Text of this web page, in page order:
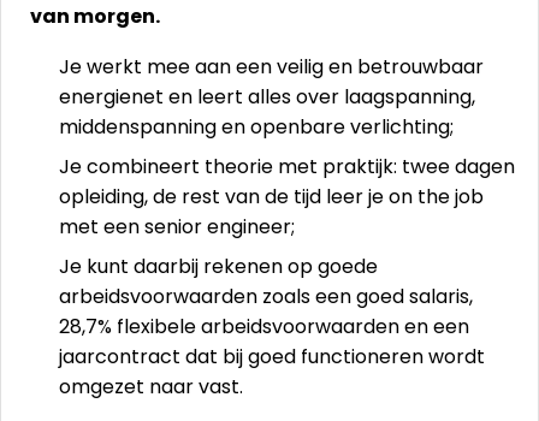
van morgen.
Je werkt mee aan een veilig en betrouwbaar
energienet en leert alles over laagspanning,
middenspanning en openbare verlichting;
Je combineert theorie met praktijk: twee dagen
opleiding, de rest van de tijd leer je on the job
met een senior engineer;
Je kunt daarbij rekenen op goede
arbeidsvoorwaarden zoals een goed salaris,
28,7% flexibele arbeidsvoorwaarden en een
jaarcontract dat bij goed functioneren wordt
omgezet naar vast.